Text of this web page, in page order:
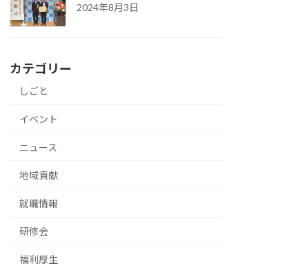
2024年8月3日
カテゴリー
しごと
イベント
ニュース
地域貢献
就職情報
研修会
福利厚生